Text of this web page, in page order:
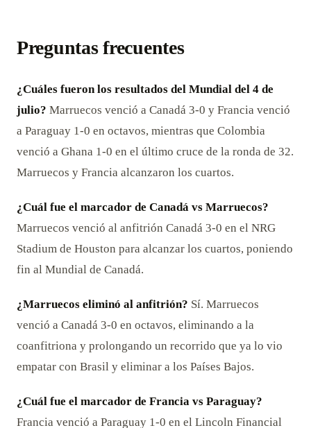
Preguntas frecuentes
¿Cuáles fueron los resultados del Mundial del 4 de
julio? Marruecos venció a Canadá 3-0 y Francia venció
a Paraguay 1-0 en octavos, mientras que Colombia
venció a Ghana 1-0 en el último cruce de la ronda de 32.
Marruecos y Francia alcanzaron los cuartos.
¿Cuál fue el marcador de Canadá vs Marruecos?
Marruecos venció al anfitrión Canadá 3-0 en el NRG
Stadium de Houston para alcanzar los cuartos, poniendo
fin al Mundial de Canadá.
¿Marruecos eliminó al anfitrión? Sí. Marruecos
venció a Canadá 3-0 en octavos, eliminando a la
coanfitriona y prolongando un recorrido que ya lo vio
empatar con Brasil y eliminar a los Países Bajos.
¿Cuál fue el marcador de Francia vs Paraguay?
Francia venció a Paraguay 1-0 en el Lincoln Financial